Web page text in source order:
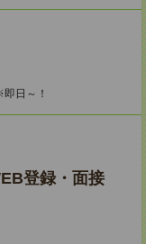
日～！
登録・面接